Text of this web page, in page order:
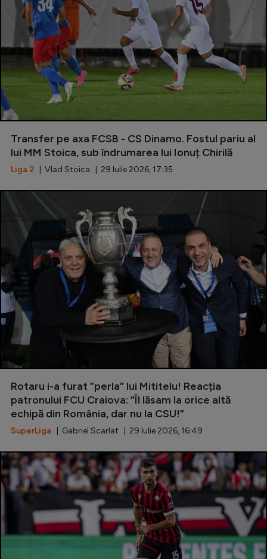
Transfer pe axa FCSB - CS Dinamo. Fostul pariu al
lui MM Stoica, sub îndrumarea lui Ionuț Chirilă
Liga 2 | Vlad Stoica | 29 Iulie 2026, 17:35
Rotaru i-a furat ”perla” lui Mititelu! Reacția
patronului FCU Craiova: ”Îl lăsam la orice altă
echipă din România, dar nu la CSU!”
SuperLiga | Gabriel Scarlat | 29 Iulie 2026, 16:49